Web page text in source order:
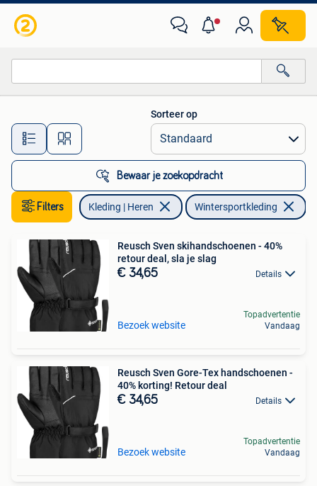
Alle afstanden…
Sorteer op
Bewaar je zoekopdracht
Filters Kleding | Heren Wintersportkleding
Reusch Sven skihandschoenen - 40%
retour deal, sla je slag
€ 34,65 Details
Bezoek website
Topadvertentie
Vandaag
Reusch Sven Gore-Tex handschoenen -
40% korting! Retour deal
€ 34,65 Details
Bezoek website
Topadvertentie
Vandaag